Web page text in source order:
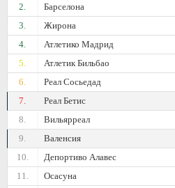
2. Барселона
3.
Жирона
4.
Атлетико Мадрид
5.
Атлетик Бильбао
6.
Реал Сосьедад
7.
Реал Бетис
8.
Вильярреал
9.
Валенсия
10.
Депортиво Алавес
11.
Осасуна